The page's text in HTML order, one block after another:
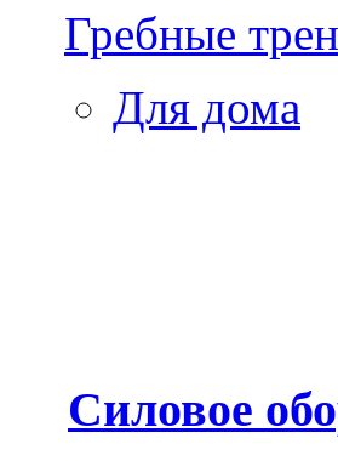
Гребные
Для дома
Силовое